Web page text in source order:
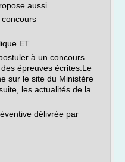
aussi.
ET.
à un concours.
épreuves écrites.Le
sur le site du Ministère
les actualités de la
délivrée par